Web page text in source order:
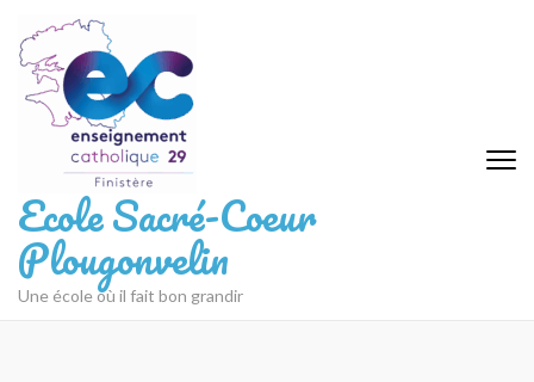
au
contenu
(Pressez
Entrée)
Ecole Sacré-Coeur
Plougonvelin
Une école où il fait bon grandir